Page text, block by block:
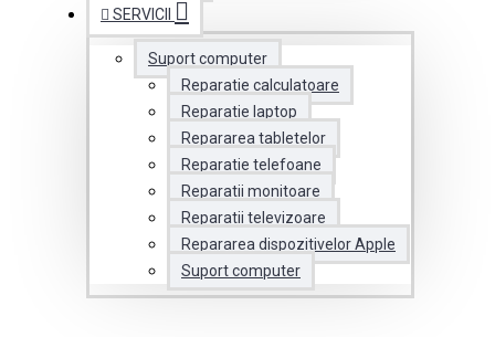
SERVICII
Suport computer
Reparatie calculatoare
Reparatie laptop
Repararea tabletelor
Reparatie telefoane
Reparatii monitoare
Reparatii televizoare
Repararea dispozitivelor Apple
Suport computer